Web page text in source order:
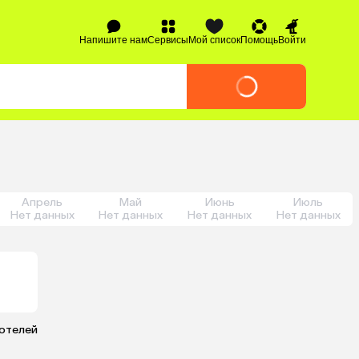
Напишите намСервисыМой списокПомощьВойти
Апрель
Нет данных
Май
Нет данных
Июнь
Нет данных
Июль
Нет данных